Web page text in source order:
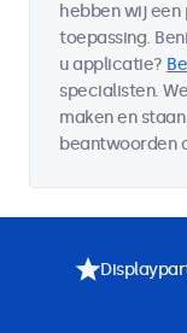
hebben wij een
toepassing.
u applicatie?
specialisten.
maken en
beantwoorden